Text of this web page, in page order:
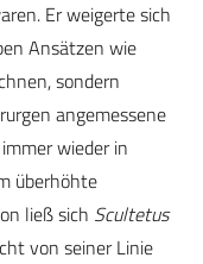
Er weigerte sich
Ansätzen wie
sondern
angemessene
wieder in
überhöhte
ließ sich Scultetus
von seiner Linie